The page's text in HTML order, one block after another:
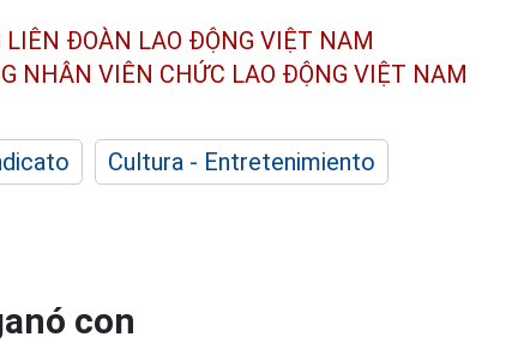
LIÊN ĐOÀN LAO ĐỘNG VIỆT NAM
NHÂN VIÊN CHỨC LAO ĐỘNG VIỆT NAM
Cultura - Entretenimiento
con